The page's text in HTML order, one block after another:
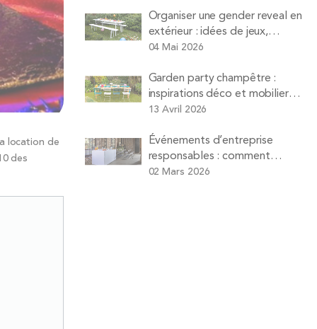
location de
des
Organiser une gender reveal en
extérieur : idées de jeux,
animations et matériel à louer
04 Mai 2026
Garden party champêtre :
inspirations déco et mobilier
pour un déjeuner sur l’herbe
13 Avril 2026
Événements d’entreprise
responsables : comment
organiser réunions et séminaires
02 Mars 2026